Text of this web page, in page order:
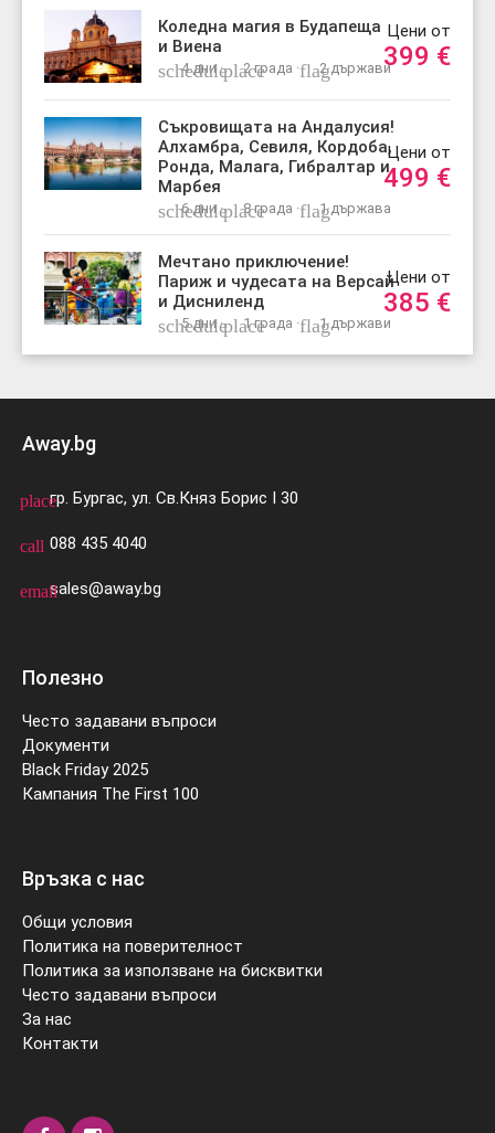
Коледна магия в Будапеща
и Виена
schedule
4 дни ·place2 града ·flag2 държави
Цени от
399 €
Съкровищата на Андалусия!
Алхамбра, Севиля, Кордоба,
Ронда, Малага, Гибралтар и
Марбея
schedule
6 дни ·place8 града ·flag1 държава
Цени от
499 €
Мечтано приключение!
Париж и чудесата на Версай
и Дисниленд
schedule
5 дни ·place1 града ·flag1 държави
Цени от
385 €
Away.bg
placeгр. Бургас, ул. Св.Княз Борис I 30
call 088 435 4040
emailsales@away.bg
Полезно
Често задавани въпроси
Документи
Black Friday 2025
Кампания The First 100
Връзка с нас
Общи условия
Политика на поверителност
Политика за използване на бисквитки
Често задавани въпроси
За нас
Контакти